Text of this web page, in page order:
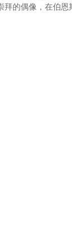
拜的偶像，在伯恩